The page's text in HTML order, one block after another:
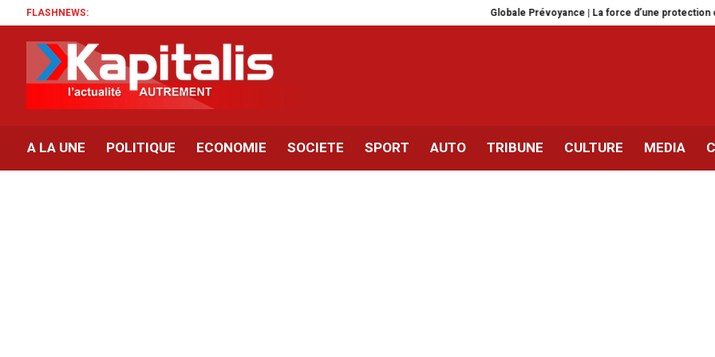
FLASHNEWS: Globale Prévoyance | La force d’une protection complète
A LA UNE POLITIQUE ECONOMIE SOCIETE SPORT AUTO TRIBUNE CULTURE MEDIA